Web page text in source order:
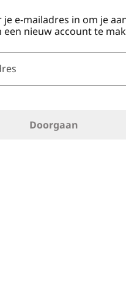
je e-mailadres in om je
nieuw account te
Doorgaan